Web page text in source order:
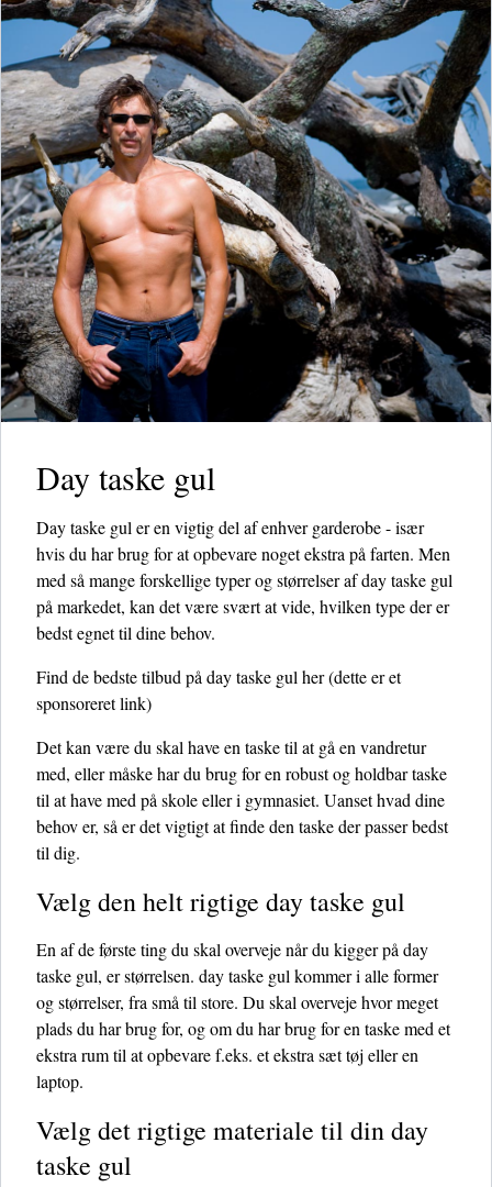
Day taske gul
Day taske gul er en vigtig del af enhver garderobe - især
hvis du har brug for at opbevare noget ekstra på farten. Men
med så mange forskellige typer og størrelser af day taske gul
på markedet, kan det være svært at vide, hvilken type der er
bedst egnet til dine behov.
Find de bedste tilbud på day taske gul her(dette er et
sponsoreret link)
Det kan være du skal have en taske til at gå en vandretur
med, eller måske har du brug for en robust og holdbar taske
til at have med på skole eller i gymnasiet. Uanset hvad dine
behov er, så er det vigtigt at finde den taske der passer bedst
til dig.
Vælg den helt rigtige day taske gul
En af de første ting du skal overveje når du kigger på day
taske gul, er størrelsen. day taske gul kommer i alle former
og størrelser, fra små til store. Du skal overveje hvor meget
plads du har brug for, og om du har brug for en taske med et
ekstra rum til at opbevare f.eks. et ekstra sæt tøj eller en
laptop.
Vælg det rigtige materiale til din day
taske gul